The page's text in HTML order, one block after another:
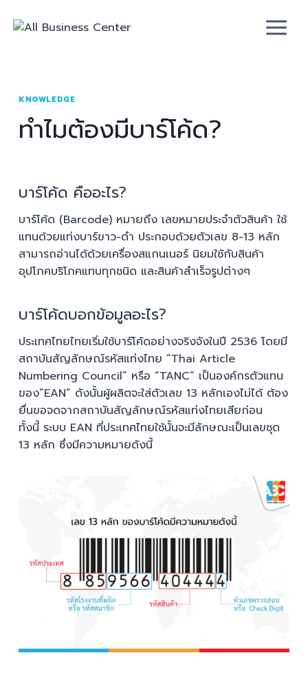
KNOWLEDGE
ทำไมต้องมีบาร์โค้ด?
บาร์โค้ด​ คืออะไร?
บาร์โค้ด (Barcode) หมายถึง เลขหมายประจำตัวสินค้า ใช้
แทนด้วยแท่งบาร์ขาว-ดำ ประกอบด้วยตัวเลข 8-13 หลัก
สามารถอ่านได้ด้วยเครื่องสแกนเนอร์ นิยมใชักับสินค้า
อุปโภคบริโภคแทบทุกชนิด และสินค้าสำเร็จรูปต่างๆ
บาร์โค้ดบอกข้อมูลอะไร?
ประเทศไทยไทยเริ่มใช้บาร์โค้ดอย่างจริงจังในปี 2536 โดยมี
สถาบันสัญลักษณ์รหัสแท่งไทย “Thai Article
Numbering Council” หรือ “TANC” เป็นองค์กรตัวแทน
ของ”EAN” ดังนั้นผู้ผลิตจะใส่ตัวเลข 13 หลักเองไม่ได้ ต้อง
ยื่นขอจดจากสถาบันสัญลักษณ์รหัสแท่งไทยเสียก่อน
ทั้งนี้ ระบบ EAN ที่ประเทศไทยใช้นั้นจะมีลักษณะเป็นเลขชุด
13 หลัก ซึ่งมีความหมายดังนี้